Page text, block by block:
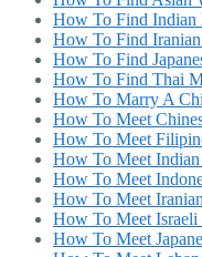
How To Find Indian
How To Find
How To Find
How To Find Thai
How To Marry A
How To Meet
How To Meet
How To Meet
How To Meet
How To Meet
How To Meet Israeli
How To Meet